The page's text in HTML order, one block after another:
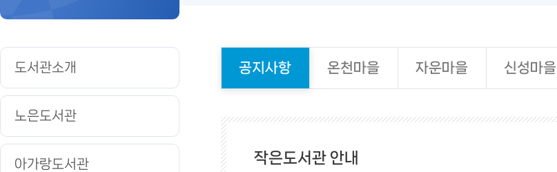
도서관소개
노은도서관
아가랑도서관
공지사항 온천마을 자운마을 신성마을
작은도서관 안내